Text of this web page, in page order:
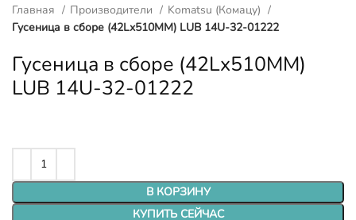
Главная Производители
Komatsu (Комацу)
Гусеница в сборе (42Lx510MM) LUB 14U-32-01222
Гусеница в сборе (42Lx510MM)
LUB 14U-32-01222
В КОРЗИНУ
КУПИТЬ СЕЙЧАС